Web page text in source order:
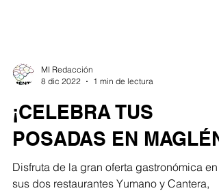
MI Redacción
8 dic 2022
1 min de lectura
¡CELEBRA TUS
POSADAS EN